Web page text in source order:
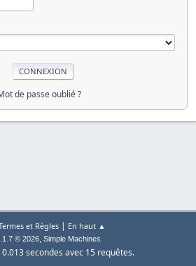
de passe oublié ?
et Règles| En haut ▲
© 2026, Simple Machines
secondes avec 15 requêtes.